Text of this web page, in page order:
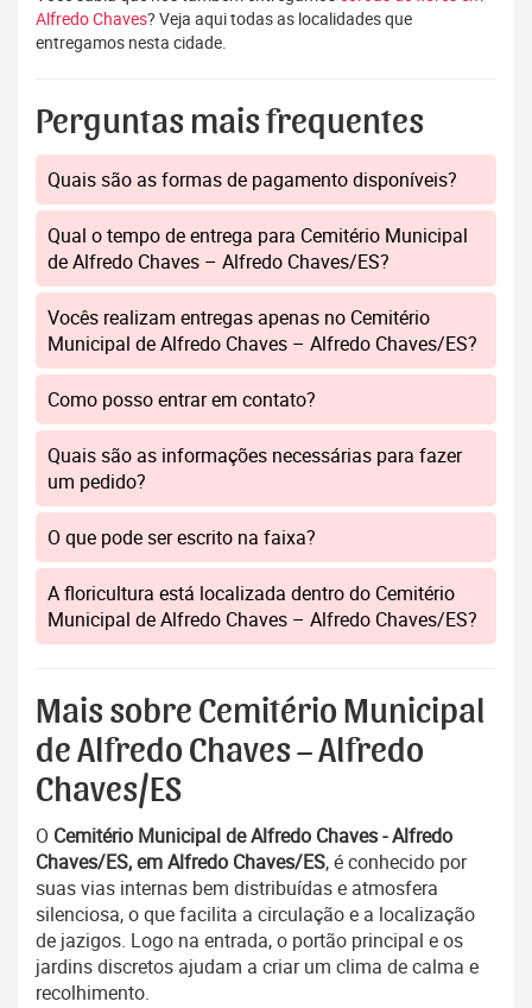
Alfredo Chaves? Veja aqui todas as localidades que
entregamos nesta cidade.
Perguntas mais frequentes
Quais são as formas de pagamento disponíveis?
Qual o tempo de entrega para Cemitério Municipal
de Alfredo Chaves – Alfredo Chaves/ES?
Vocês realizam entregas apenas no Cemitério
Municipal de Alfredo Chaves – Alfredo Chaves/ES?
Como posso entrar em contato?
Quais são as informações necessárias para fazer
um pedido?
O que pode ser escrito na faixa?
A floricultura está localizada dentro do Cemitério
Municipal de Alfredo Chaves – Alfredo Chaves/ES?
Mais sobre Cemitério Municipal
de Alfredo Chaves – Alfredo
Chaves/ES
O Cemitério Municipal de Alfredo Chaves - Alfredo
Chaves/ES, em Alfredo Chaves/ES, é conhecido por
suas vias internas bem distribuídas e atmosfera
silenciosa, o que facilita a circulação e a localização
de jazigos. Logo na entrada, o portão principal e os
jardins discretos ajudam a criar um clima de calma e
recolhimento.